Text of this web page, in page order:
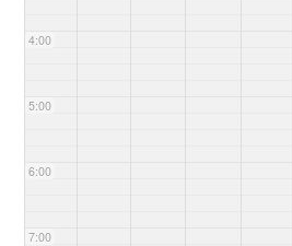
4:00
5:00
6:00
7:00